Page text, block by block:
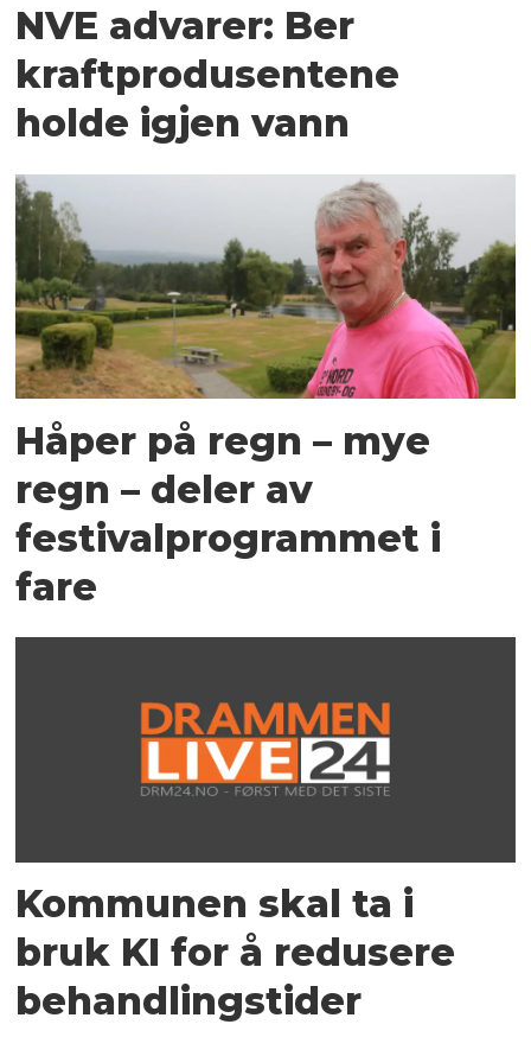
NVE advarer: Ber
kraftprodusentene
holde igjen vann
Håper på regn – mye
regn – deler av
festivalprogrammet i
fare
Kommunen skal ta i
bruk KI for å redusere
behandlingstider